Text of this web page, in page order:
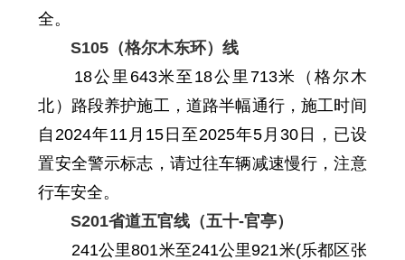
全。
S105（格尔木东环）线
18公里 643米至 18公里 713米
（格尔木
北）路段养护施工，道路半幅通行，施工时间
自 2024年11月15日至2025年5月30日 ， 已设
置安全警示标志，请过往车辆减速慢行，注意
行车安全。
S201省道五官线（五十-官亭）
241公里801米至241公里921米(乐都区张